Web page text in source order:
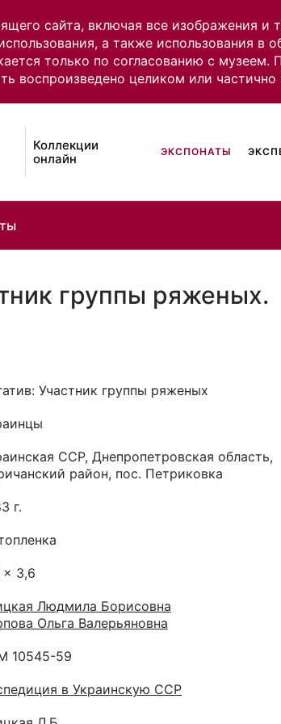
сайта, включая все изображения и
а также использования в
только по согласованию с
воспроизведено целиком или
Коллекции
онлайн
ЭКСПОНАТЫ
группы ряженых.
Участник группы ряженых
ССР, Днепропетровская область,
район, пос. Петриковка
г.
x 3,6
Людмила Борисовна
Ольга Валерьяновна
10545-59
в Украинскую ССР